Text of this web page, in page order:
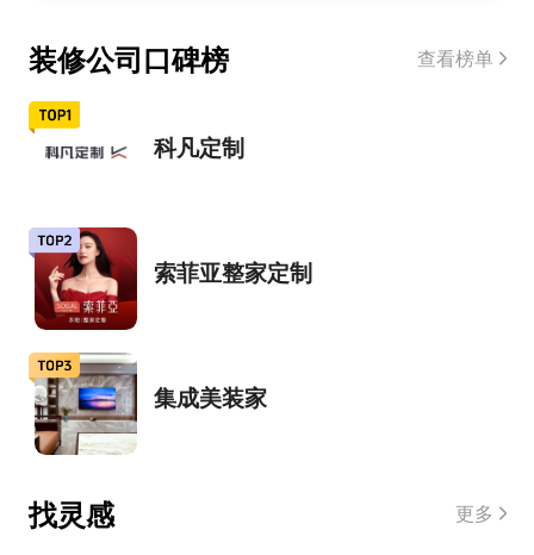
装修公司口碑榜 查看榜单
科凡定制
索菲亚整家定制
集成美装家
找灵感 更多